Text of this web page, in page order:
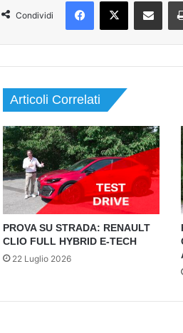
Condividi
Articoli Correlati
PROVA SU STRADA: RENAULT
CLIO FULL HYBRID E-TECH
22 Luglio 2026